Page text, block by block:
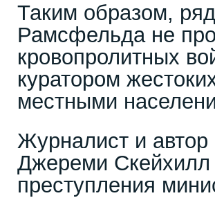
Таким образом,
Рамсфельда не
кровопролитных
куратором
местными
Журналист и
Джереми Скейхилл
преступления